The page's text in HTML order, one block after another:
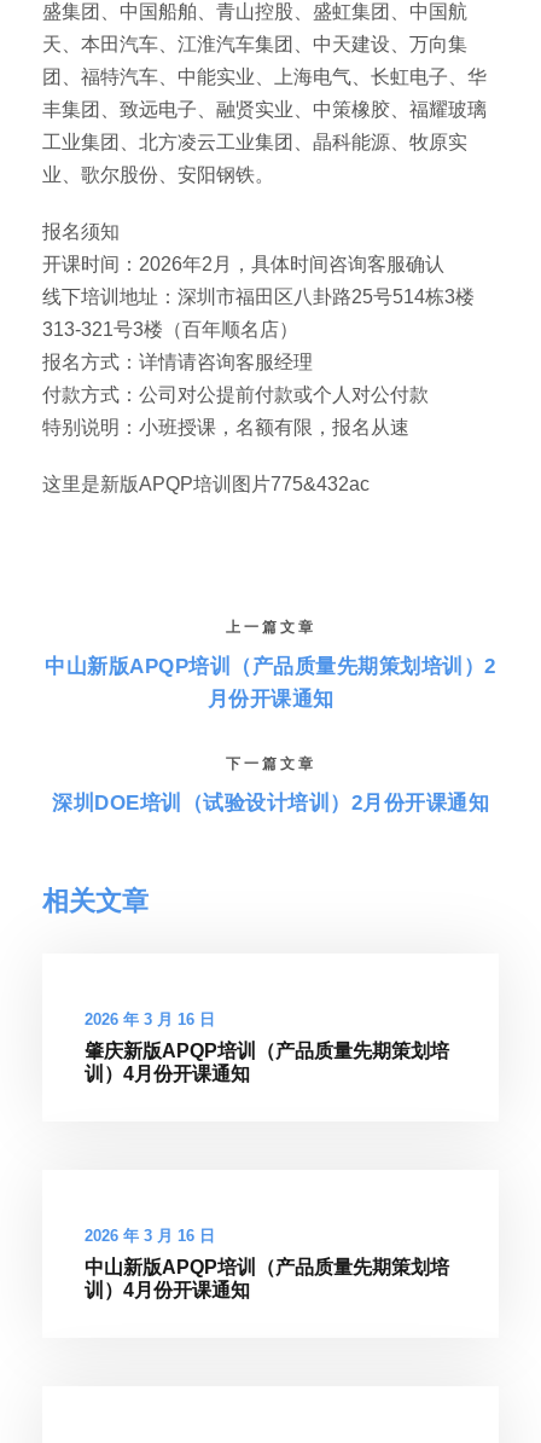
盛集团、中国船舶、青山控股、盛虹集团、中国航
天、本田汽车、江淮汽车集团、中天建设、万向集
团、福特汽车、中能实业、上海电气、长虹电子、华
丰集团、致远电子、融贤实业、中策橡胶、福耀玻璃
工业集团、北方凌云工业集团、晶科能源、牧原实
业、歌尔股份、安阳钢铁。
报名须知
开课时间：2026年2月，具体时间咨询客服确认
线下培训地址：深圳市福田区八卦路25号514栋3楼
313-321号3楼（百年顺名店）
报名方式：详情请咨询客服经理
付款方式：公司对公提前付款或个人对公付款
特别说明：小班授课，名额有限，报名从速
这里是新版APQP培训图片775&432ac
上一篇文章
中山新版APQP培训（产品质量先期策划培训）2
月份开课通知
下一篇文章
深圳DOE培训（试验设计培训）2月份开课通知
相关文章
2026 年 3 月 16 日
肇庆新版APQP培训（产品质量先期策划培
训）4月份开课通知
2026 年 3 月 16 日
中山新版APQP培训（产品质量先期策划培
训）4月份开课通知